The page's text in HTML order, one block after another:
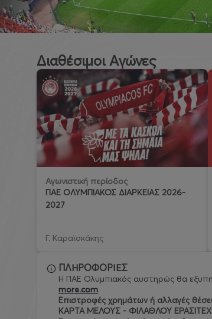
Διαθέσιμοι Αγώνες
Αγωνιστική περίοδος
ΠΑΕ ΟΛΥΜΠΙΑΚΟΣ ΔΙΑΡΚΕΙΑΣ 2026-
2027
Γ. Καραϊσκάκης
ΠΛΗΡΟΦΟΡΙΕΣ
Η ΠΑΕ Ολυμπιακός αυστηρώς θα
more.com.
Eπιστροφές χρημάτων ή αλλαγές
ΚΑΡΤΑ ΜΕΛΟΥΣ - ΦΙΛΑΘΛΟΥ